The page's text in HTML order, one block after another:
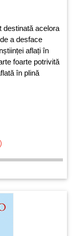
destinată acelora
a desface
aflați în
foarte potrivită
în plină